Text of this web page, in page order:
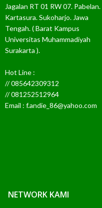
Jagalan RT 01 RW 07. Pabelan.
Kartasura. Sukoharjo. Jawa
Tengah. ( Barat Kampus
Universitas Muhammadiyah
Surakarta ).
Hot Line :
// 085642309312
// 081252512964
Email : f.andie_86@yahoo.com
NETWORK KAMI